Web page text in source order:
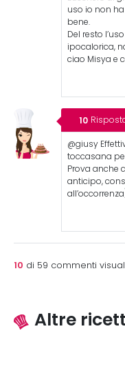
uso io non
bene.
Del resto
ipocalorica,
ciao Misya e
@giusy
toccasana
Prova anche
anticipo,
10 di 59 commenti
Altre